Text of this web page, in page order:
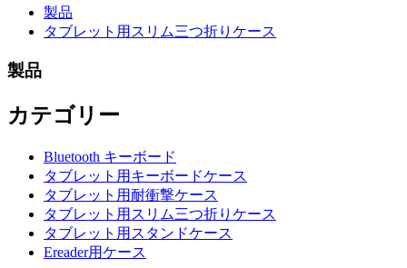
製品
タブレット用スリム三つ折りケース
製品
カテゴリー
Bluetooth キーボード
タブレット用キーボードケース
タブレット用耐衝撃ケース
タブレット用スリム三つ折りケース
タブレット用スタンドケース
Ereader用ケース